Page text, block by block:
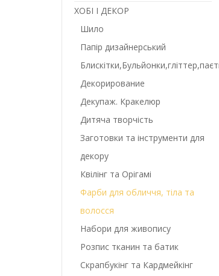
ХОБІ І ДЕКОР
Шило
Папір дизайнерський
Декорирование
Декупаж. Кракелюр
Дитяча творчість
Заготовки та інструменти для
декору
Квілінг та Орігамі
Фарби для обличчя, тіла та
волосся
Набори для живопису
Розпис тканин та батик
Скрапбукінг та Кардмейкінг